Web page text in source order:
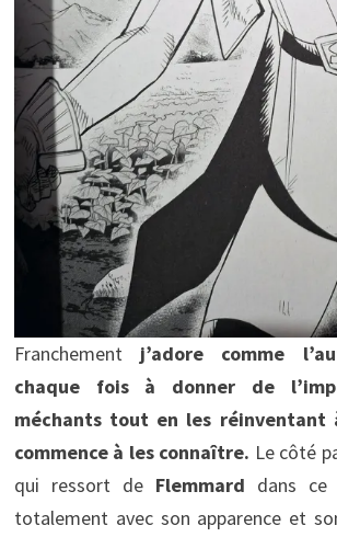
Franchement j’adore comme
chaque fois à donner de
méchants tout en les réinventant
commence à les connaître. Le côté
qui ressort de Flemmard dans
totalement avec son apparence et